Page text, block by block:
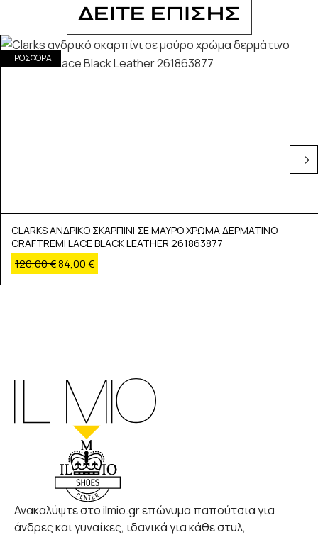
ΔΕΙΤΕ ΕΠΙΣΗΣ
ΠΡΟΣΦΟΡΑ!
CLARKS ΑΝΔΡΙΚΟ ΣΚΑΡΠΙΝΙ ΣΕ ΜΑΥΡΟ ΧΡΩΜΑ ΔΕΡΜΑΤΙΝΟ
CRAFTREMI LACE BLACK LEATHER 261863877
120,00€84,00 €
Ανακαλύψτε στο ilmio.gr επώνυμα παπούτσια για
άνδρες και γυναίκες, ιδανικά για κάθε στυλ,